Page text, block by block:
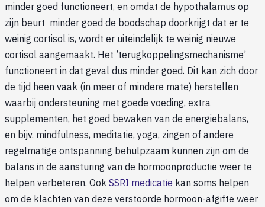
minder goed functioneert, en omdat de hypothalamus op
zijn beurt minder goed de boodschap doorkrijgt dat er te
weinig cortisol is, wordt er uiteindelijk te weinig nieuwe
cortisol aangemaakt. Het ’terugkoppelingsmechanisme’
functioneert in dat geval dus minder goed. Dit kan zich door
de tijd heen vaak (in meer of mindere mate) herstellen
waarbij ondersteuning met goede voeding, extra
supplementen, het goed bewaken van de energiebalans,
en bijv. mindfulness, meditatie, yoga, zingen of andere
regelmatige ontspanning behulpzaam kunnen zijn om de
balans in de aansturing van de hormoonproductie weer te
helpen verbeteren. Ook SSRI medicatie kan soms helpen
om de klachten van deze verstoorde hormoon-afgifte weer